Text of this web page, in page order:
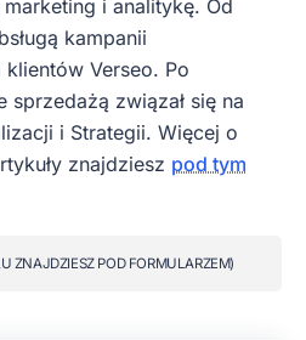
i analitykę. Od
kampanii
Verseo. Po
sprzedażą związał się na
i Strategii. Więcej o
znajdziesz pod tym
ZNAJDZIESZ POD FORMULARZEM)